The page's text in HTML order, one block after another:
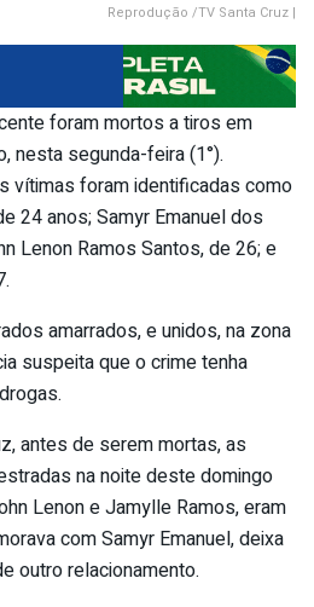
Reprodução /TV Santa Cruz |
foram mortos a tiros em
nesta segunda-feira (1°).
vítimas foram identificadas como
24 anos; Samyr Emanuel dos
Lenon Ramos Santos, de 26; e
amarrados, e unidos, na zona
suspeita que o crime tenha
antes de serem mortas, as
na noite deste domingo
Lenon e Jamylle Ramos, eram
com Samyr Emanuel, deixa
outro relacionamento.